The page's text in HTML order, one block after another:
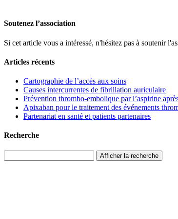
Soutenez l’association
Si cet article vous a intéressé, n'hésitez pas à soutenir
Articles récents
Cartographie de l’accès aux soins
Causes intercurrentes de fibrillation auriculaire
Prévention thrombo-embolique par l’aspirine
Apixaban pour le traitement des événements
Partenariat en santé et patients partenaires
Recherche
Afficher la recherche